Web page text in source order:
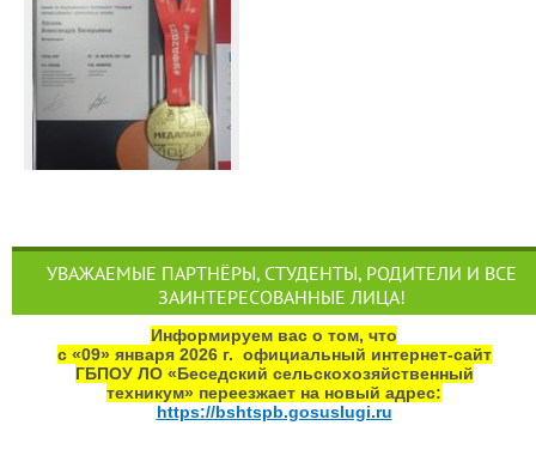
УВАЖАЕМЫЕ ПАРТНЁРЫ, СТУДЕНТЫ, РОДИТЕЛИ И ВСЕ
ЗАИНТЕРЕСОВАННЫЕ ЛИЦА!
Информируем вас о том, что
с «09» января 2026 г. официальный интернет‑сайт
ГБПОУ ЛО «Беседский сельскохозяйственный
техникум» переезжает на новый адрес:
https://bshtspb.gosuslugi.ru